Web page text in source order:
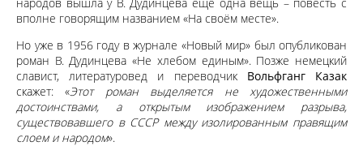
вполне говорящим названием «На своём месте».
Но уже в 1956 году в журнале «Новый мир» был опубликован
роман В. Дудинцева «Не хлебом единым». Позже немецкий
славист, литературовед и переводчик Вольфганг Казак
скажет: «Этот роман выделяется не художественными
достоинствами, а открытым изображением разрыва,
существовавшего в СССР между изолированным правящим
слоем и народом».